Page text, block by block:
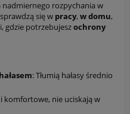
nadmiernego rozpychania w
się w pracy, w domu,
gdzie potrzebujeszochrony
: Tłumią hałasy średnio
komfortowe, nie uciskają w